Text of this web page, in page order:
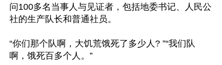
问100多名当事人与见证者，包括地委书记、人民公
社的生产队长和普通社员。
“你们那个队啊，大饥荒饿死了多少人? ”“我们队
啊，饿死百多个人。”